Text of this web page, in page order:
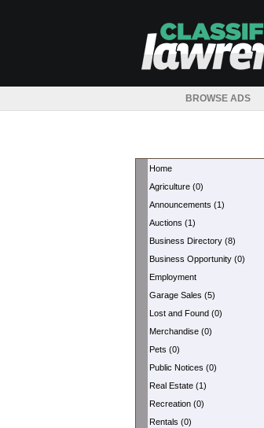
BROWSE ADS
Home
Agriculture (0)
Announcements (1)
Auctions (1)
Business Directory (8)
Business Opportunity (0)
Employment
Garage Sales (5)
Lost and Found (0)
Merchandise (0)
Pets (0)
Public Notices (0)
Real Estate (1)
Recreation (0)
Rentals (0)